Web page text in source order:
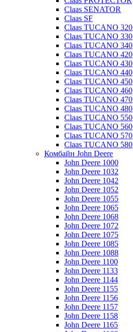
Claas SENATOR
Claas SF
Claas TUCANO 320
Claas TUCANO 330
Claas TUCANO 340
Claas TUCANO 420
Claas TUCANO 430
Claas TUCANO 440
Claas TUCANO 450
Claas TUCANO 460
Claas TUCANO 470
Claas TUCANO 480
Claas TUCANO 550
Claas TUCANO 560
Claas TUCANO 570
Claas TUCANO 580
Комбайн John Deere
John Deere 1000
John Deere 1032
John Deere 1042
John Deere 1052
John Deere 1055
John Deere 1065
John Deere 1068
John Deere 1072
John Deere 1075
John Deere 1085
John Deere 1088
John Deere 1100
John Deere 1133
John Deere 1144
John Deere 1155
John Deere 1156
John Deere 1157
John Deere 1158
John Deere 1165